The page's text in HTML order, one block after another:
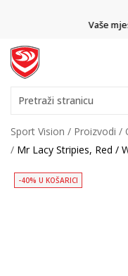
Vaše
Pretraži stranicu
Sport Vision Proizvodi
Mr Lacy Stripies, Red /
-40% U KOŠARICI